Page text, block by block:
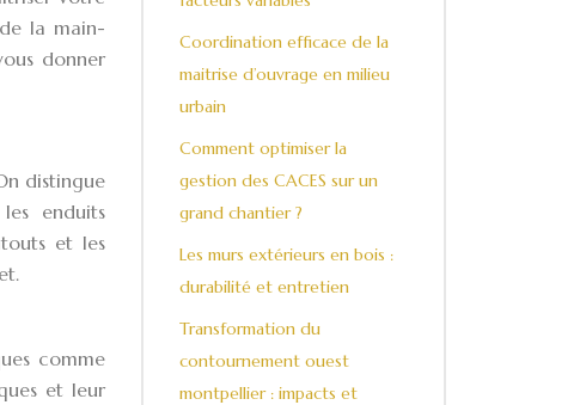
la main-
donner
distingue
enduits
et les
comme
et leur
Coordination efficace de la
maitrise d’ouvrage en milieu
urbain
Comment optimiser la
gestion des CACES sur un
grand chantier ?
Les murs extérieurs en bois :
durabilité et entretien
Transformation du
contournement ouest
montpellier : impacts et